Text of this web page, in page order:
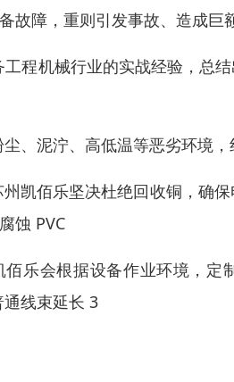
故障，重则引发事故、造成
程机械行业的实战经验，总
、泥泞、高低温等恶劣环境
凯佰乐坚决杜绝回收铜，确
蚀 PVC
乐会根据设备作业环境，
线束延长 3